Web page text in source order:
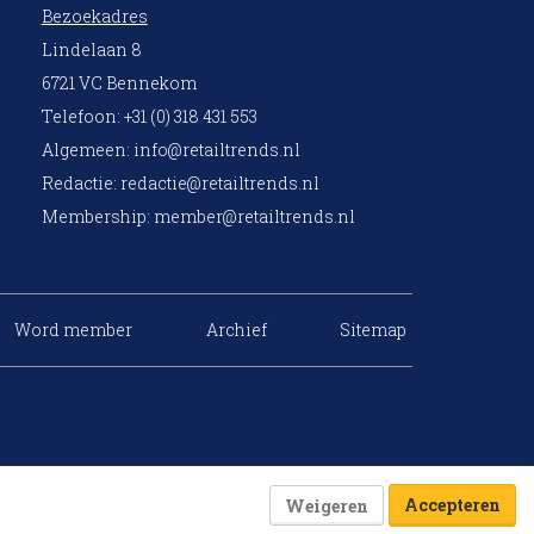
Bezoekadres
Lindelaan 8
6721 VC Bennekom
Telefoon: +31 (0) 318 431 553
Algemeen: info@retailtrends.nl
Redactie: redactie@retailtrends.nl
Membership: member@retailtrends.nl
Word member Archief Sitemap
Weigeren Accepteren